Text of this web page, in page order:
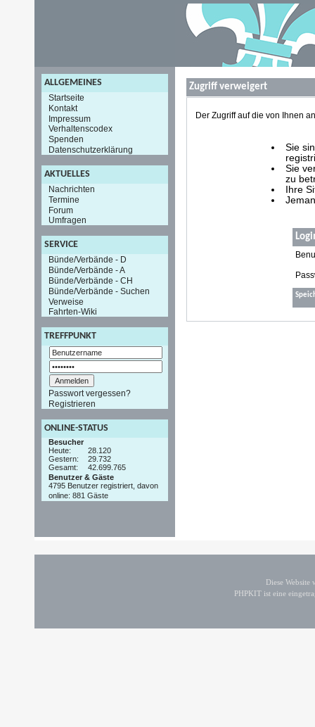
ALLGEMEINES
Startseite
Kontakt
Impressum
Verhaltenscodex
Spenden
Datenschutzerklärung
AKTUELLES
Nachrichten
Termine
Forum
Umfragen
SERVICE
Bünde/Verbände - D
Bünde/Verbände - A
Bünde/Verbände - CH
Bünde/Verbände - Suchen
Verweise
Fahrten-Wiki
TREFFPUNKT
Passwort vergessen?
Registrieren
ONLINE-STATUS
Besucher
Heute:
28.120
Gestern:
29.732
Gesamt:
42.699.765
Benutzer & Gäste
4795 Benutzer registriert, davon
online: 881 Gäste
Zugriff verweigert
Der Zugriff auf die von Ihnen
Sie
Sie
zu
Ihre
Diese
PHPKIT ist eine